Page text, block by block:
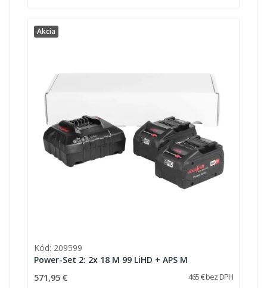
Akcia
Kód: 209599
Power-Set 2: 2x 18 M 99 LiHD + APS M
571,95 € 465 € bez DPH